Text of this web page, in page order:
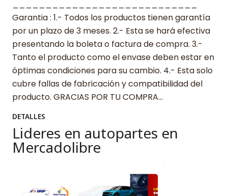
Garantia : 1.- Todos los productos tienen garantía
por un plazo de 3 meses. 2.- Esta se hará efectiva
presentando la boleta o factura de compra. 3.-
Tanto el producto como el envase deben estar en
óptimas condiciones para su cambio. 4.- Esta solo
cubre fallas de fabricación y compatibilidad del
producto. GRACIAS POR TU COMPRA…
DETALLES
Lideres en autopartes en
Mercadolibre